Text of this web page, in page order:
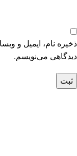
ذخیره نام، ایمیل و
دیدگاهی می‌نویسم.